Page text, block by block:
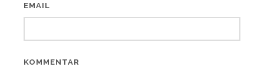
EMAIL
KOMMENTAR